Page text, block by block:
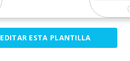
EDITAR ESTA PLANTILLA